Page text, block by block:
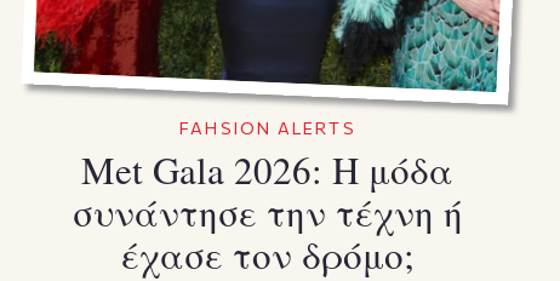
FAHSION ALERTS
Met Gala 2026: Η μόδα
συνάντησε την τέχνη ή
έχασε τον δρόμο;